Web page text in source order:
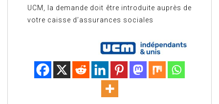
UCM, la demande doit être introduite auprès de
votre caisse d’assurances sociales